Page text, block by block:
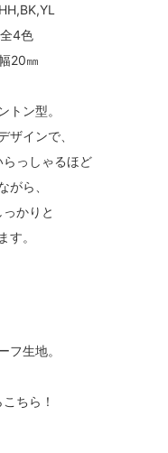
4色
20㎜
トン型。
ザインで、
っしゃるほど
がら、
かりと
す。
フ生地。
ちら！